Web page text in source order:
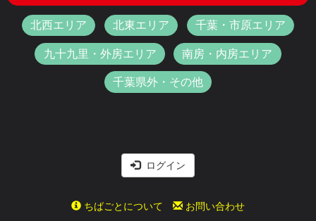
北西エリア 北東エリア 千葉・市原エリア
九十九里・外房エリア 南房・内房エリア
千葉県外・その他
ログイン
ちばごとについて お問い合わせ